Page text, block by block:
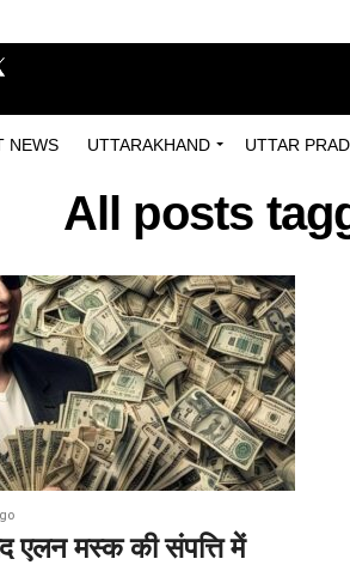
NEWS UTTARAKHAND UTTAR
All posts
एलन मस्क की संपत्ति में